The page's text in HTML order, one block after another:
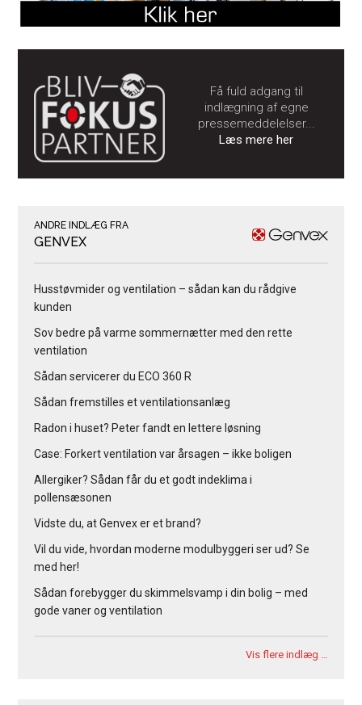
Få fuld adgang til
indlægning af egne
pressemeddelelser...
Læs mere her
ANDRE INDLÆG FRA
GENVEX
Husstøvmider og ventilation – sådan kan du rådgive
kunden
Sov bedre på varme sommernætter med den rette
ventilation
Sådan servicerer du ECO 360 R
Sådan fremstilles et ventilationsanlæg
Radon i huset? Peter fandt en lettere løsning
Case: Forkert ventilation var årsagen – ikke boligen
Allergiker? Sådan får du et godt indeklima i
pollensæsonen
Vidste du, at Genvex er et brand?
Vil du vide, hvordan moderne modulbyggeri ser ud? Se
med her!
Sådan forebygger du skimmelsvamp i din bolig – med
gode vaner og ventilation
Vis flere indlæg …